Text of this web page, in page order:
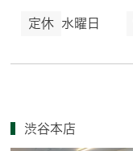
定休 水曜日
渋谷本店